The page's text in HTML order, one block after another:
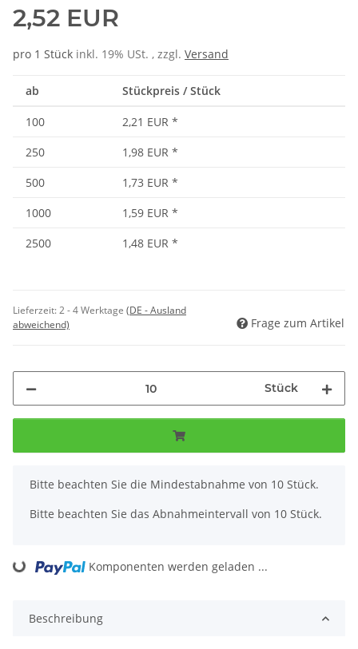
2,52 EUR
pro 1 Stück inkl. 19% USt. , zzgl. Versand
ab Stückpreis / Stück
100 2,21 EUR *
250
1,98 EUR *
500
1,73 EUR *
1000
1,59 EUR *
2500
1,48 EUR *
Lieferzeit:2 - 4 Werktage (DE - Ausland
abweichend)
Frage zum Artikel
Stück
x
Bitte beachten Sie die Mindestabnahme von 10 Stück.
Bitte beachten Sie das Abnahmeintervall von 10 Stück.
Komponenten werden geladen ...
Beschreibung